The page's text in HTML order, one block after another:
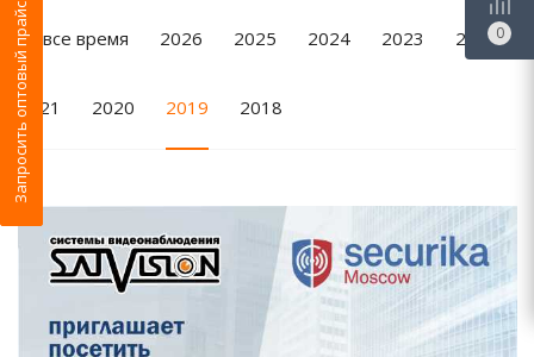
За все время 2026 2025 2024 2023 2022
2021 2020 2019 2018
Запросить оптовый прайс 0